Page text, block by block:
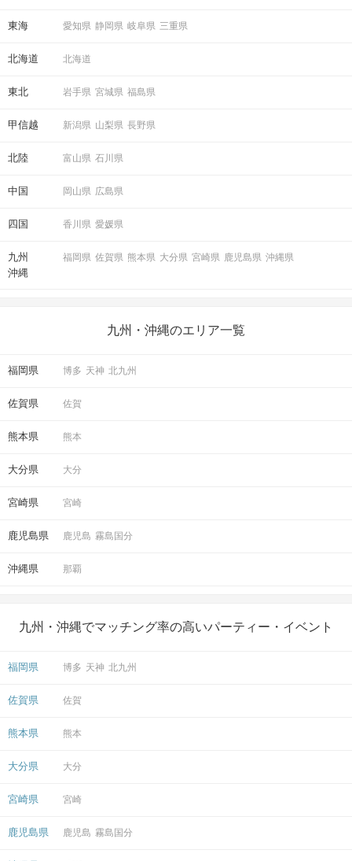
東海 愛知県 静岡県 岐阜県 三重県
北海道 北海道
東北 岩手県 宮城県 福島県
甲信越 新潟県 山梨県 長野県
北陸 富山県 石川県
中国 岡山県 広島県
四国 香川県 愛媛県
九州
沖縄
福岡県 佐賀県 熊本県 大分県 宮崎県 鹿児島県 沖縄県
九州・沖縄のエリア一覧
福岡県 博多 天神 北九州
佐賀県 佐賀
熊本県 熊本
大分県 大分
宮崎県 宮崎
鹿児島県 鹿児島 霧島国分
沖縄県 那覇
九州・沖縄でマッチング率の高いパーティー・イベント
福岡県 博多 天神 北九州
佐賀県 佐賀
熊本県 熊本
大分県 大分
宮崎県 宮崎
鹿児島県 鹿児島 霧島国分